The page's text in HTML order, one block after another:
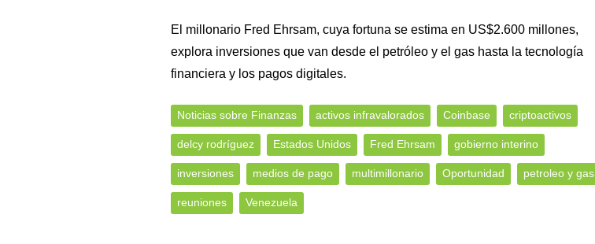
El millonario Fred Ehrsam, cuya fortuna se estima en US$2.600 millones,
explora inversiones que van desde el petróleo y el gas hasta la tecnología
financiera y los pagos digitales.
Noticias sobre Finanzas activos infravalorados Coinbase criptoactivos
delcy rodríguez Estados Unidos Fred Ehrsam gobierno interino
inversiones medios de pago multimillonario Oportunidad petroleo y gas
reuniones Venezuela